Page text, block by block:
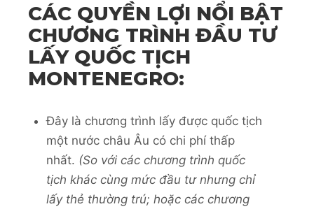
CÁC QUYỀN LỢI NỔI BẬT
CHƯƠNG TRÌNH ĐẦU TƯ
LẤY QUỐC TỊCH
MONTENEGRO:
Đây là chương trình lấy được quốc tịch
một nước châu Âu có chi phí thấp
nhất. (So với các chương trình quốc
tịch khác cùng mức đầu tư nhưng chỉ
lấy thẻ thường trú; hoặc các chương